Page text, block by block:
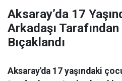
Aksaray’da 17
Arkadaşı Tarafından
Bıçaklandı
Aksaray'da 17 yaşındaki